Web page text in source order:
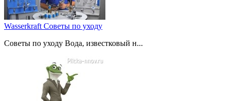
Wasserkraft Советы по уходу
Советы по уходу Вода, известковый н...